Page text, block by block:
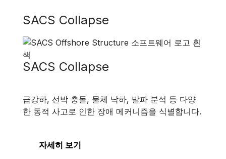
SACS Collapse
SACS Collapse
급강하, 선박 충돌, 물체 낙하, 발파 분석 등 다양
한 동적 사고로 인한 장애 메커니즘을 식별합니다.
자세히 보기